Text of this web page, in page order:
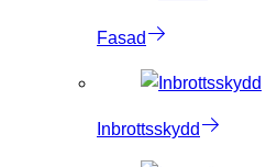
Fasad
Inbrottsskydd